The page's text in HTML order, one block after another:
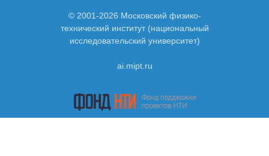
© 2001-2026 Московский физико-
технический институт (национальный
исследовательский университет)
ai.mipt.ru